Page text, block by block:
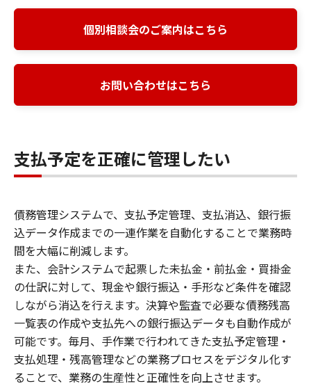
個別相談会のご案内はこちら
お問い合わせはこちら
支払予定を正確に管理したい
債務管理システムで、支払予定管理、支払消込、銀行振
込データ作成までの一連作業を自動化することで業務時
間を大幅に削減します。
また、会計システムで起票した未払金・前払金・買掛金
の仕訳に対して、現金や銀行振込・手形など条件を確認
しながら消込を行えます。決算や監査で必要な債務残高
一覧表の作成や支払先への銀行振込データも自動作成が
可能です。毎月、手作業で行われてきた支払予定管理・
支払処理・残高管理などの業務プロセスをデジタル化す
ることで、業務の生産性と正確性を向上させます。